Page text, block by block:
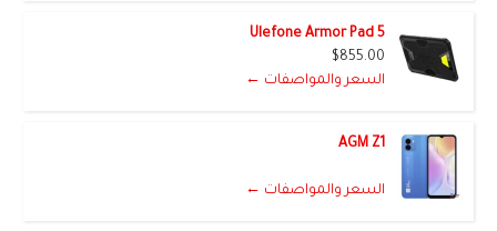
Ulefone Armor Pad 5
$855.00
السعر والمواصفات ←
AGM Z1
السعر والمواصفات ←